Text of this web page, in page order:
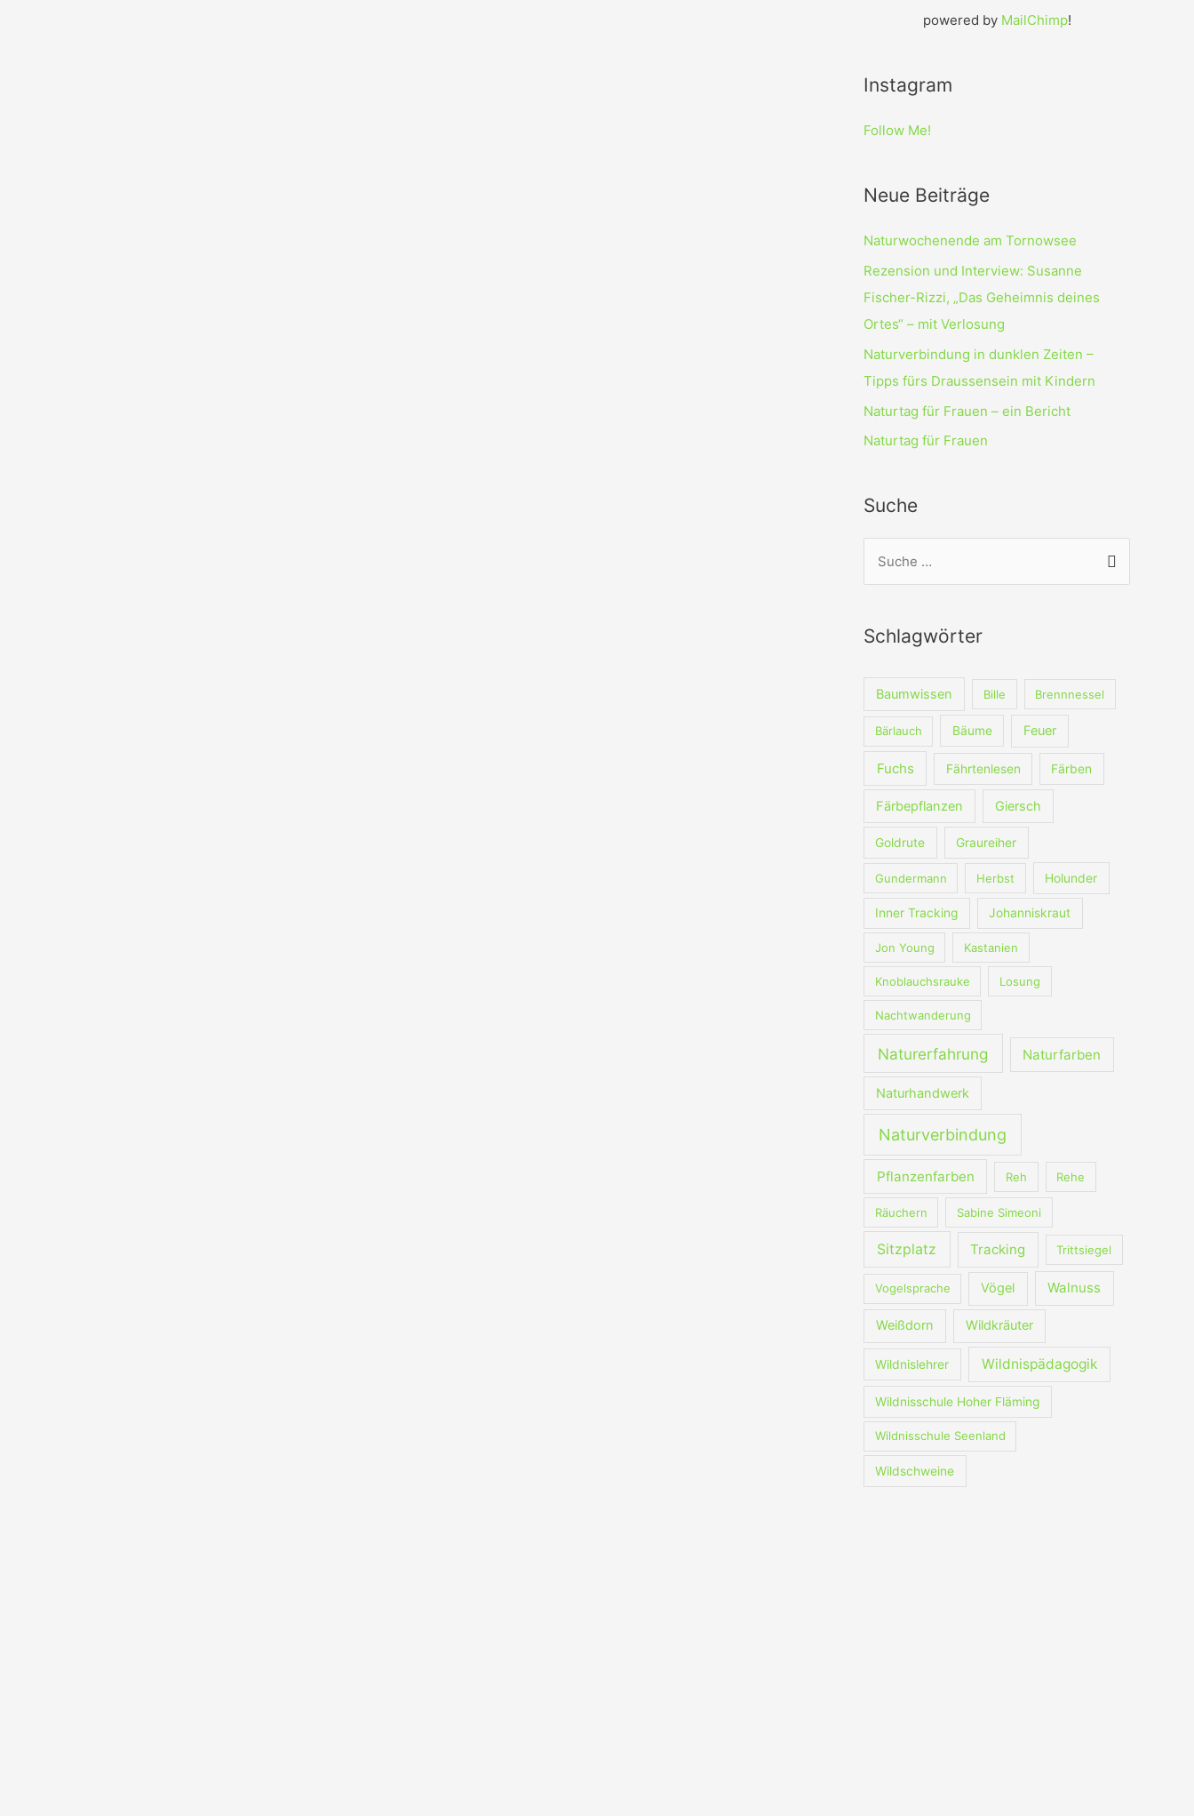
powered by MailChimp!
Instagram
Follow Me!
Neue Beiträge
Naturwochenende am Tornowsee
Rezension und Interview: Susanne
Fischer-Rizzi, „Das Geheimnis deines
Ortes“ – mit Verlosung
Naturverbindung in dunklen Zeiten –
Tipps fürs Draussensein mit Kindern
Naturtag für Frauen – ein Bericht
Naturtag für Frauen
Suche
h
n
n
h
Schlagwörter
Baumwissen Bille Brennnessel
Bärlauch Bäume Feuer
Fuchs Fährtenlesen Färben
Färbepflanzen Giersch
Goldrute Graureiher
Gundermann Herbst Holunder
Inner Tracking Johanniskraut
Jon Young Kastanien
Knoblauchsrauke Losung
Nachtwanderung
Naturerfahrung Naturfarben
Naturhandwerk
Naturverbindung
Pflanzenfarben Reh Rehe
Räuchern Sabine Simeoni
Sitzplatz Tracking Trittsiegel
Vogelsprache Vögel Walnuss
Weißdorn Wildkräuter
Wildnislehrer Wildnispädagogik
Wildnisschule Hoher Fläming
Wildnisschule Seenland
Wildschweine